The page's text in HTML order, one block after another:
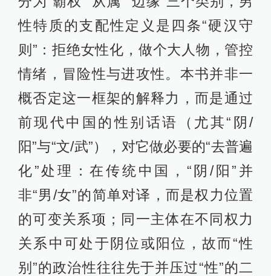
性特质的支配性定义是四条“硬汉守
则”：拒绝女性化，做个大人物，管控
情绪，冒险性与进攻性。本书并非一
概否定这一框架的解释力，而是通过
前现代中国的性别话语（尤其“阴/
阳”与“文/武”），对它做必要的“去普遍
化”处理：在传统中国，“阴/阳”并
非“男/女”的简单对译，而是权力位置
的可变关系项；同一主体在不同权力
关系中可处于阴位或阳位，故而“性
别”的政治性往往先于并压过“性”的二